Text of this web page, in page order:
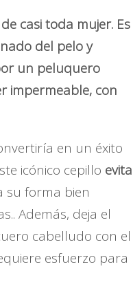
casi toda mujer. Es
del pelo y
un peluquero
impermeable, con
en un éxito
icónico cepillo evita
su forma bien
Además, deja el
cabelludo con el
esfuerzo para